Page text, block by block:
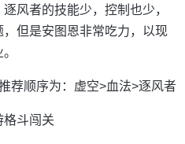
风者的技能少，控制也少，
但是安图恩非常吃力，以现
荐顺序为：虚空>血法>逐风者
格斗闯关